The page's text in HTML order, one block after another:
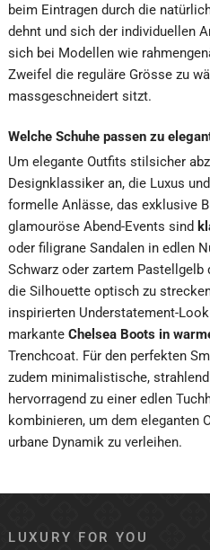
beim Eintragen durch die
dehnt und sich der individuellen
sich bei Modellen wie
Zweifel die reguläre Grösse zu
massgeschneidert sitzt.
Welche Schuhe passen zu
Um elegante Outfits stilsicher
Designklassiker an, die Luxus
formelle Anlässe, das exklusive
glamouröse Abend-Events sind
oder filigrane Sandalen in edlen
Schwarz oder zartem
die Silhouette optisch zu
inspirierten Understatement-
markante Chelsea Boots in
Trenchcoat. Für den perfekten
zudem minimalistische,
hervorragend zu einer edlen
kombinieren, um dem eleganten
urbane Dynamik zu verleihen.
LUXURY FOR YOU